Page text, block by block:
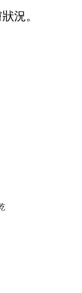
況。